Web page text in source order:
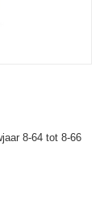
8-64 tot 8-66